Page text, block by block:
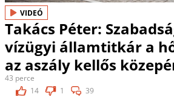
VIDEÓ
Takács Péter:
vízügyi államtitkár a
az aszály kellős
43 perce
14
1 39